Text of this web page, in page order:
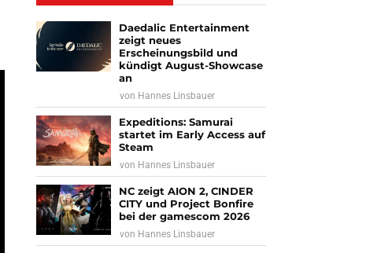
Daedalic Entertainment
zeigt neues
Erscheinungsbild und
kündigt August-Showcase
an
von Hannes Linsbauer
Expeditions: Samurai
startet im Early Access auf
Steam
von Hannes Linsbauer
NC zeigt AION 2, CINDER
CITY und Project Bonfire
bei der gamescom 2026
von Hannes Linsbauer